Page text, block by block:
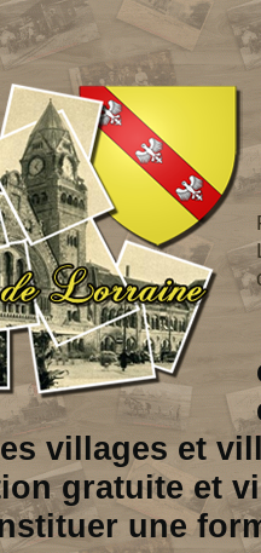
villages et
gratuite et
une